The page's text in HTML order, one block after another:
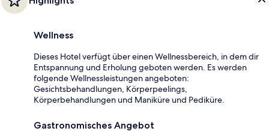
Wellness
Dieses Hotel verfügt über einen Wellnessbereich, in dem dir
Entspannung und Erholung geboten werden. Es werden
folgende Wellnessleistungen angeboten:
Gesichtsbehandlungen, Körperpeelings,
Körperbehandlungen und Maniküre und Pediküre.
Gastronomisches Angebot